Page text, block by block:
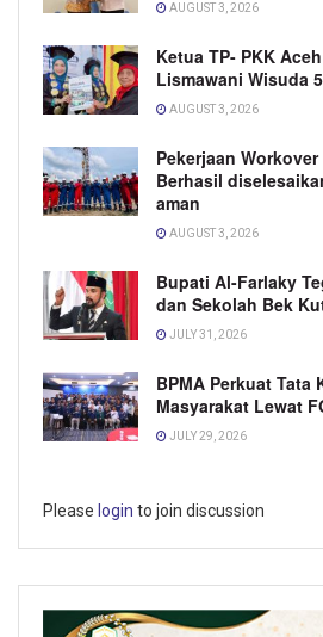
AUGUST 3, 2026
Ketua TP- PKK
Lismawani Wisuda
AUGUST 3, 2026
Pekerjaan
Berhasil
aman
AUGUST 3, 2026
Bupati Al-Farlaky
dan Sekolah Bek
JULY 31, 2026
BPMA Perkuat Tata
Masyarakat Lewat
JULY 29, 2026
Please login to join discussion